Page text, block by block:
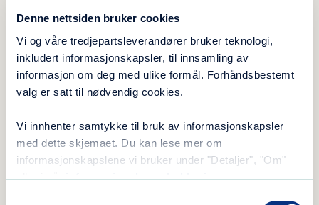
Denne nettsiden bruker cookies
Vi og våre tredjepartsleverandører bruker teknologi,
inkludert informasjonskapsler, til innsamling av
informasjon om deg med ulike formål. Forhåndsbestemt
valg er satt til nødvendig cookies.
Vi innhenter samtykke til bruk av informasjonskapsler
med dette skjemaet. Du kan lese mer om
informasjonskapslene vi bruker under "Detaljer", "Om"
samarbeidspartnere rundt pasienten under
innleggelse, og særlig i avslutningsfasen for å
sikre gode overganger og ettervern. Etter
fullført behandlingsopphold kan pasienter få
tilbud om brukerstyrt plass ved klinikken.
Dessverre er det ikke mulighet for å ha med
seg dyr til klinikken.